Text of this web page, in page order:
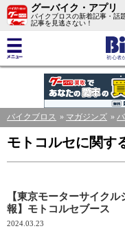
グーバイク・アプリ
バイクブロスの新着記事・話
記事を見逃さない！
バイクブロス マガジンズ
モトコルセに関す
【東京モーターサイク
報】モトコルセブース
2024.03.23